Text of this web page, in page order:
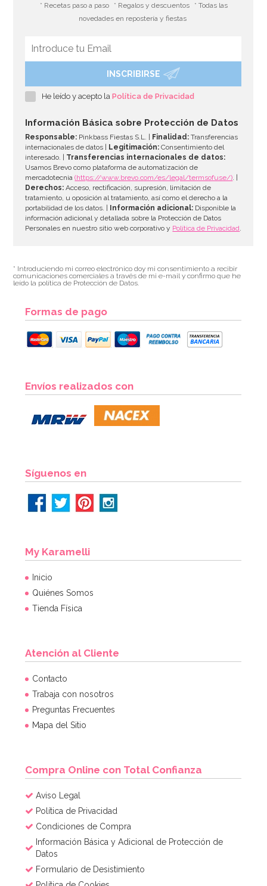
Disco de Oblea Trolls Happy 20cm
AÑADIR
* Recetas paso a paso * Regalos y descuentos
* Todas las
novedades en repostería y fiestas
INSCRIBIRSE
He leído y acepto laPolítica de Privacidad
Información Básica sobre Protección de Datos
Responsable: Pinkbass Fiestas S.L. | Finalidad: Transferencias
internacionales de datos |
Legitimación: Consentimiento del
interesado. | Transferencias internacionales de datos:
Usamos Brevo como plataforma de automatización de
mercadotecnia(https://www.brevo.com/es/legal/termsofuse/). |
Derechos: Acceso, rectificación, supresión, limitación de
tratamiento, u oposición al tratamiento, así como el derecho a la
portabilidad de los datos. |
Información adicional: Disponible la
información adicional y detallada sobre la Protección de Datos
Personales en nuestro sitio web corporativo y Política de Privacidad.
* Introduciendo mi correo electrónico doy mi consentimiento a recibir
comunicaciones comerciales a través de mi e-mail y confirmo que he
leído la política de Protección de Datos.
Formas de pago
Envíos realizados con
Síguenos en
My Karamelli
Inicio
Quiénes Somos
Tienda Física
Atención al Cliente
Contacto
Trabaja con nosotros
Preguntas Frecuentes
Mapa del Sitio
Compra Online con Total Confianza
Aviso Legal
Política de Privacidad
Condiciones de Compra
Información Básica y Adicional de Protección de
Datos
Formulario de Desistimiento